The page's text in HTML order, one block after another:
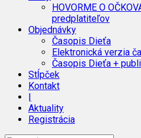
HOVORME O
predplatiteľov
Objednávky
Časopis Dieťa
Elektronická verzia
Časopis Dieťa +
Stĺpček
Kontakt
|
Aktuality
Registrácia